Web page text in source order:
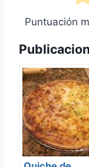
Puntuación